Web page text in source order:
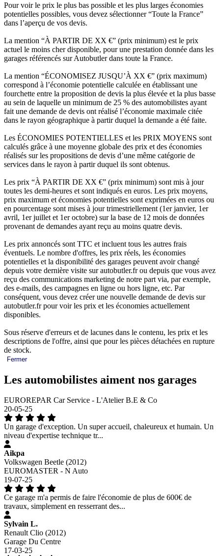
Pour voir le prix le plus bas possible et les plus larges économies
potentielles possibles, vous devez sélectionner “Toute la France”
dans l’aperçu de vos devis.
La mention “À PARTIR DE XX €” (prix minimum) est le prix
actuel le moins cher disponible, pour une prestation donnée dans les
garages référencés sur Autobutler dans toute la France.
La mention “ÉCONOMISEZ JUSQU’À XX €” (prix maximum)
correspond à l’économie potentielle calculée en établissant une
fourchette entre la proposition de devis la plus élevée et la plus basse
au sein de laquelle un minimum de 25 % des automobilistes ayant
fait une demande de devis ont réalisé l’économie maximale citée
dans le rayon géographique à partir duquel la demande a été faite.
Les ÉCONOMIES POTENTIELLES et les PRIX MOYENS sont
calculés grâce à une moyenne globale des prix et des économies
réalisés sur les propositions de devis d’une même catégorie de
services dans le rayon à partir duquel ils sont obtenus.
Les prix “À PARTIR DE XX €” (prix minimum) sont mis à jour
toutes les demi-heures et sont indiqués en euros. Les prix moyens,
prix maximum et économies potentielles sont exprimées en euros ou
en pourcentage sont mises à jour trimestriellement (1er janvier, 1er
avril, 1er juillet et 1er octobre) sur la base de 12 mois de données
provenant de demandes ayant reçu au moins quatre devis.
Les prix annoncés sont TTC et incluent tous les autres frais
éventuels. Le nombre d'offres, les prix réels, les économies
potentielles et la disponibilité des garages peuvent avoir changé
depuis votre dernière visite sur autobutler.fr ou depuis que vous avez
reçu des communications marketing de notre part via, par exemple,
des e-mails, des campagnes en ligne ou hors ligne, etc. Par
conséquent, vous devez créer une nouvelle demande de devis sur
autobutler.fr pour voir les prix et les économies actuellement
disponibles.
Sous réserve d'erreurs et de lacunes dans le contenu, les prix et les
descriptions de l'offre, ainsi que pour les pièces détachées en rupture
de stock.
Fermer
Les automobilistes aiment nos garages
EUROREPAR Car Service - L'Atelier B.E & Co
20-05-25
Un garage d'exception. Un super accueil, chaleureux et humain. Un
niveau d'expertise technique tr...
Aikpa
Volkswagen Beetle (2012)
EUROMASTER - N Auto
19-07-25
Ce garage m'a permis de faire l'économie de plus de 600€ de
travaux, simplement en resserrant des...
Sylvain L.
Renault Clio (2012)
Garage Du Centre
17-03-25